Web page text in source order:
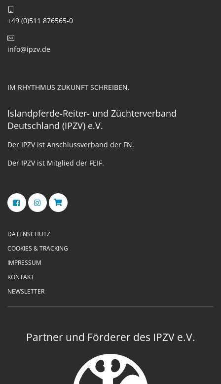
+49 (0)511 876565-0
info@ipzv.de
IM RHYTHMUS ZUKUNFT SCHREIBEN.
Islandpferde-Reiter- und Züchterverband
Deutschland (IPZV) e.V.
Der IPZV ist Anschlussverband der FN.
Der IPZV ist Mitglied der FEIF.
DATENSCHUTZ
COOKIES & TRACKING
IMPRESSUM
KONTAKT
NEWSLETTER
Partner und Förderer des IPZV e.V.